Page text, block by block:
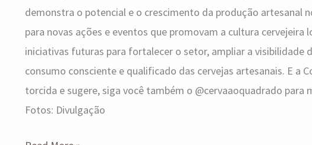
demonstra o potencial e o crescimento da produção artesanal
para novas ações e eventos que promovam a cultura cervejeira
iniciativas futuras para fortalecer o setor, ampliar a visibilidade
consumo consciente e qualificado das cervejas artesanais. E a
torcida e sugere, siga você também o @cervaaoquadrado para
Fotos: Divulgação